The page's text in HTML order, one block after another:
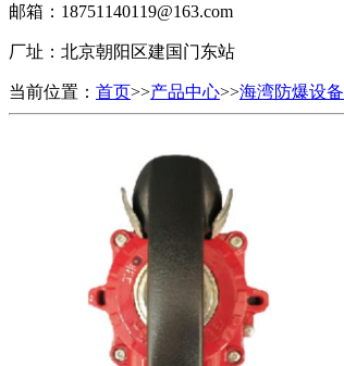
邮箱：18751140119@163.com
厂址： 北京朝阳区建国门东站
当前位置： 首页>>产品中心>>海湾防爆设备